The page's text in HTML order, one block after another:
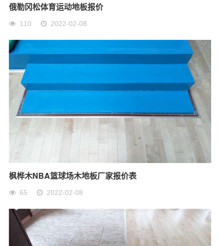
俄勒冈松体育运动地板报价
110 2022-02-08
枫桦木NBA篮球场木地板厂家报价表
65 2022-02-08